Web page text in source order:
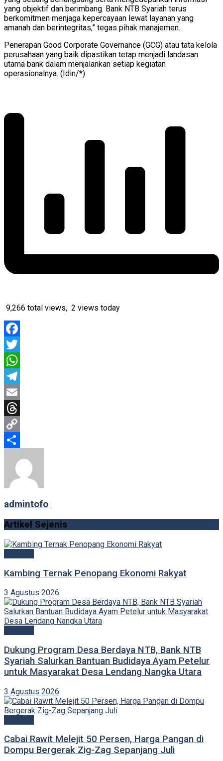
yang objektif dan berimbang. Bank NTB Syariah terus
berkomitmen menjaga kepercayaan lewat layanan yang
amanah dan berintegritas,” tegas pihak manajemen.
Penerapan Good Corporate Governance (GCG) atau tata kelola
perusahaan yang baik dipastikan tetap menjadi landasan
utama bank dalam menjalankan setiap kegiatan
operasionalnya. (Idin/*)
9,266 total views, 2 views today
Facebook
Twitter
WhatsApp
Telegram
Email
Threads
Copy
admintofo
Artikel Sejenis
Kambing Ternak Penopang Ekonomi Rakyat
3 Agustus 2026
Dukung Program Desa Berdaya NTB, Bank NTB
Syariah Salurkan Bantuan Budidaya Ayam Petelur
untuk Masyarakat Desa Lendang Nangka Utara
3 Agustus 2026
Cabai Rawit Melejit 50 Persen, Harga Pangan di
Dompu Bergerak Zig-Zag Sepanjang Juli